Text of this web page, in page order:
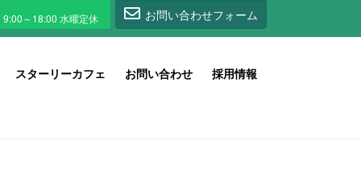
お問い合わせフォーム
スターリーカフェ お問い合わせ 採用情報